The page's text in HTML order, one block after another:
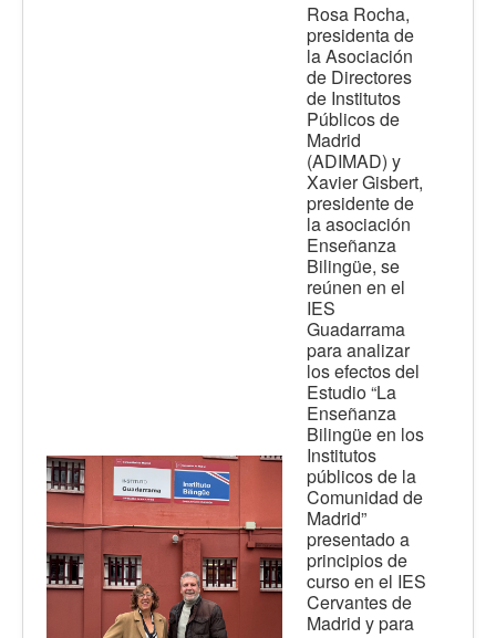
Rosa Rocha,
presidenta de
la Asociación
de Directores
de Institutos
Públicos de
Madrid
(ADIMAD) y
Xavier Gisbert,
presidente de
la asociación
Enseñanza
Bilingüe, se
reúnen en el
IES
Guadarrama
para analizar
los efectos del
Estudio “La
Enseñanza
Bilingüe en los
Institutos
públicos de la
Comunidad de
Madrid”
presentado a
principios de
curso en el IES
Cervantes de
Madrid y para